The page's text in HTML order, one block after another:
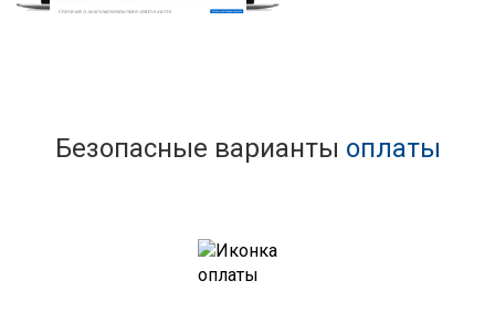
Безопасные варианты оплаты